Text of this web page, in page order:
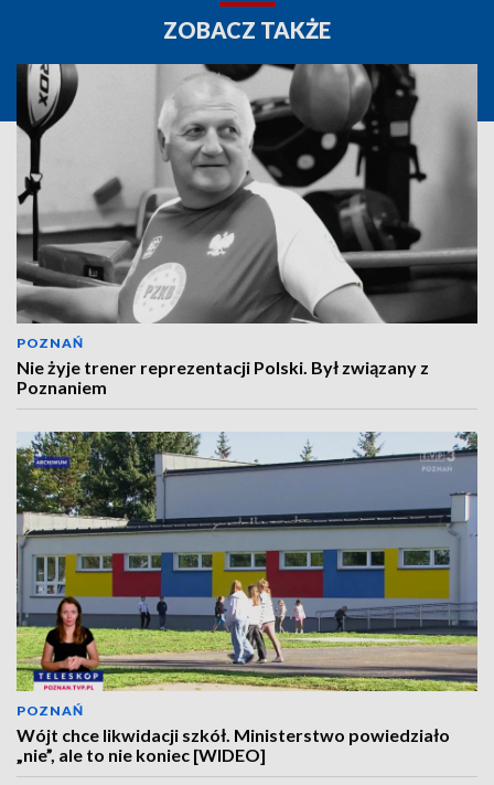
ZOBACZ TAKŻE
POZNAŃ
Nie żyje trener reprezentacji Polski. Był związany z
Poznaniem
POZNAŃ
Wójt chce likwidacji szkół. Ministerstwo powiedziało
„nie”, ale to nie koniec [WIDEO]